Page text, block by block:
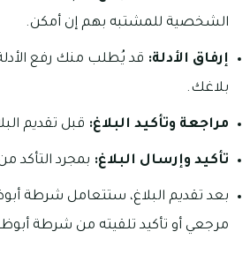
الشخصية للمشتبه بهم إن أمكن.
إرفاق الأدلة: قد يُطلب منك رفع
بلاغك.
مراجعة وتأكيد البلاغ: قبل تقديم
تأكيد وإرسال البلاغ: بمجرد التأكد
بعد تقديم البلاغ، ستتعامل شرطة
مرجعي أو تأكيد تلقيته من شرطة